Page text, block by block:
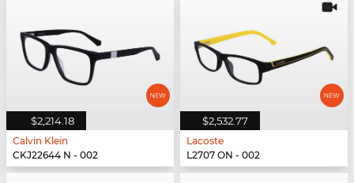
$2,214.18
Calvin Klein
CKJ22644 N - 002
$2,532.77
Lacoste
L2707 ON - 002